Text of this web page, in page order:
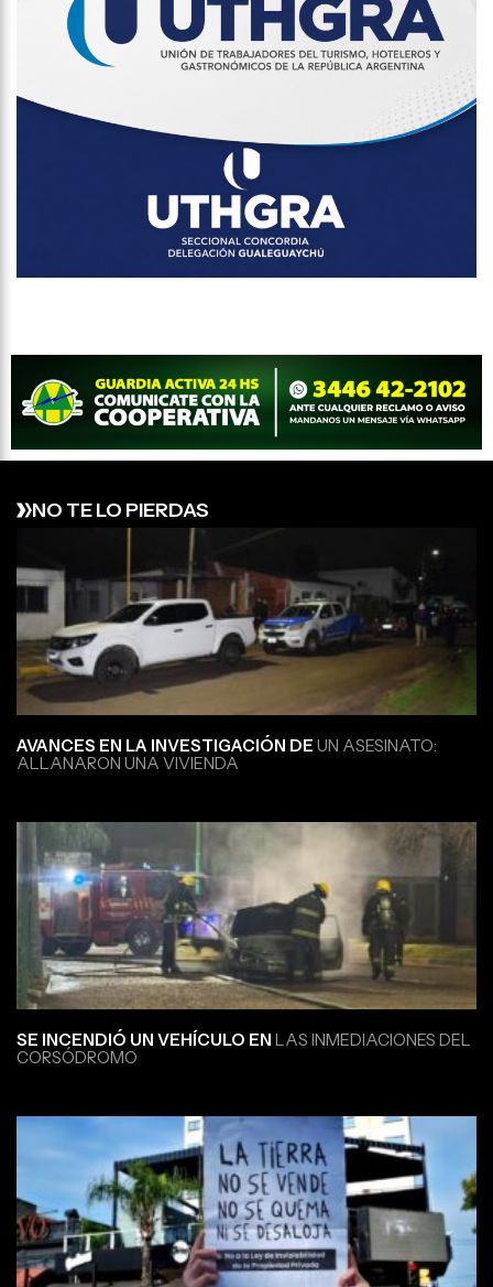
NO TE LO PIERDAS
AVANCES EN LA INVESTIGACIÓN DE UN ASESINATO:
ALLANARON UNA VIVIENDA
SE INCENDIÓ UN VEHÍCULO EN LAS INMEDIACIONES DEL
CORSÓDROMO